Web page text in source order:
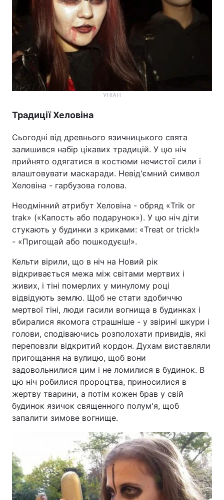
УНІАН
Традиції Хеловіна
Сьогодні від древнього язичницького свята
залишився набір цікавих традицій. У цю ніч
прийнято одягатися в костюми нечистої сили і
влаштовувати маскаради. Невід'ємний символ
Хеловіна - гарбузова голова.
Неодмінний атрибут Хеловіна - обряд «Trik or
trak» («Капость або подарунок»). У цю ніч діти
стукають у будинки з криками: «Treat or trick!»
- «Пригощай або пошкодуєш!».
Кельти вірили, що в ніч на Новий рік
відкривається межа між світами мертвих і
живих, і тіні померлих у минулому році
відвідують землю. Щоб не стати здобиччю
мертвої тіні, люди гасили вогнища в будинках і
вбиралися якомога страшніше - у звірині шкури і
голови, сподіваючись розполохати привидів, які
переповзли відкритий кордон. Духам виставляли
пригощання на вулицю, щоб вони
задовольнилися цим і не ломилися в будинок. В
цю ніч робилися пророцтва, приносилися в
жертву тварини, а потім кожен брав у свій
будинок язичок священного полум'я, щоб
запалити зимове вогнище.